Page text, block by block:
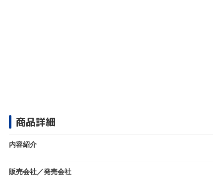
商品詳細
内容紹介
販売会社／発売会社